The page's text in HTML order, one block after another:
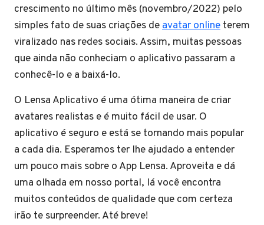
crescimento no último mês (novembro/2022) pelo
simples fato de suas criações deavatar online terem
viralizado nas redes sociais. Assim, muitas pessoas
que ainda não conheciam o aplicativo passaram a
conhecê-lo e a baixá-lo.
O Lensa Aplicativo é uma ótima maneira de criar
avatares realistas e é muito fácil de usar. O
aplicativo é seguro e está se tornando mais popular
a cada dia. Esperamos ter lhe ajudado a entender
um pouco mais sobre o App Lensa. Aproveita e dá
uma olhada em nosso portal, lá você encontra
muitos conteúdos de qualidade que com certeza
irão te surpreender. Até breve!